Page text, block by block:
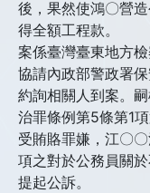
後，果然使鴻〇營
得全額工程款。
案係臺灣臺東地方
協請內政部警政署
約詢相關人到案。
治罪條例第5條第1
受賄賂罪嫌，江〇
項之對於公務員關
提起公訴。